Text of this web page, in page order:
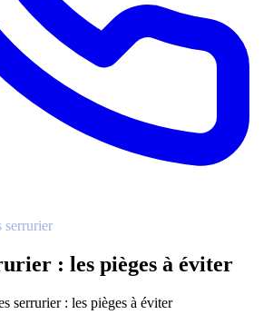
serrurier
: les pièges à éviter
serrurier : les pièges à éviter